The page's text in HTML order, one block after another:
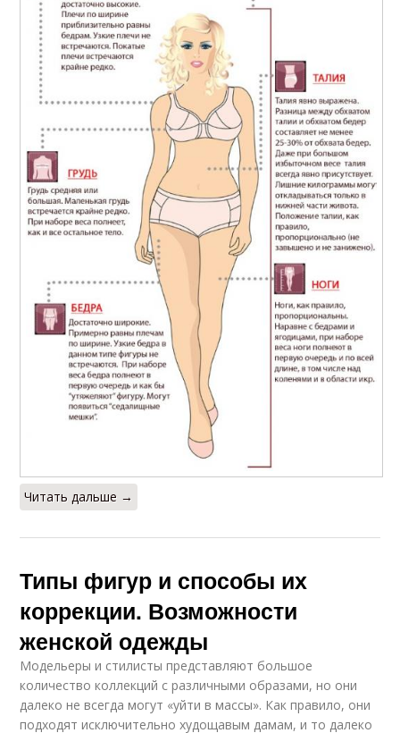
Читать дальше →
Типы фигур и способы их
коррекции. Возможности
женской одежды
Модельеры и стилисты представляют большое
количество коллекций с различными образами, но они
далеко не всегда могут «уйти в массы». Как правило, они
подходят исключительно худощавым дамам, и то далеко